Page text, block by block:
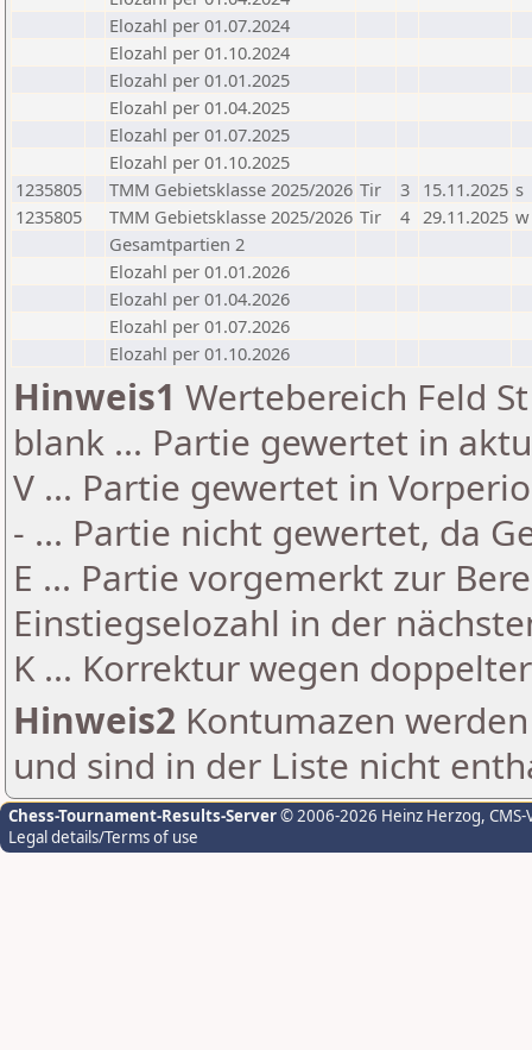
Elozahl per 01.07.2024
Elozahl per 01.10.2024
Elozahl per 01.01.2025
Elozahl per 01.04.2025
Elozahl per 01.07.2025
Elozahl per 01.10.2025
1235805
TMM Gebietsklasse 2025/2026 Tir 3 15.11.2025 s
1235805
TMM Gebietsklasse 2025/2026 Tir 4 29.11.2025 w
Gesamtpartien 2
Elozahl per 01.01.2026
Elozahl per 01.04.2026
Elozahl per 01.07.2026
Elozahl per 01.10.2026
Hinweis1 Wertebereich Feld
blank ... Partie gewertet in
V ... Partie gewertet in
- ... Partie nicht gewertet, da
E ... Partie vorgemerkt zur
Einstiegselozahl in der
K ... Korrektur wegen
Hinweis2 Kontumazen
und sind in der Liste nicht
Chess-Tournament-Results-Server© 2006-2026 Heinz Herzog,
Legal details/Terms of use